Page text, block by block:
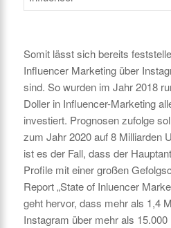
Somit lässt sich bereits
Influencer Marketing über
sind. So wurden im Jahr 2018
Doller in Influencer-Marketing
investiert. Prognosen zufolge
zum Jahr 2020 auf 8 Milliarden
ist es der Fall, dass der
Profile mit einer großen
Report „State of Inluencer
geht hervor, dass mehr als 1,4
Instagram über mehr als